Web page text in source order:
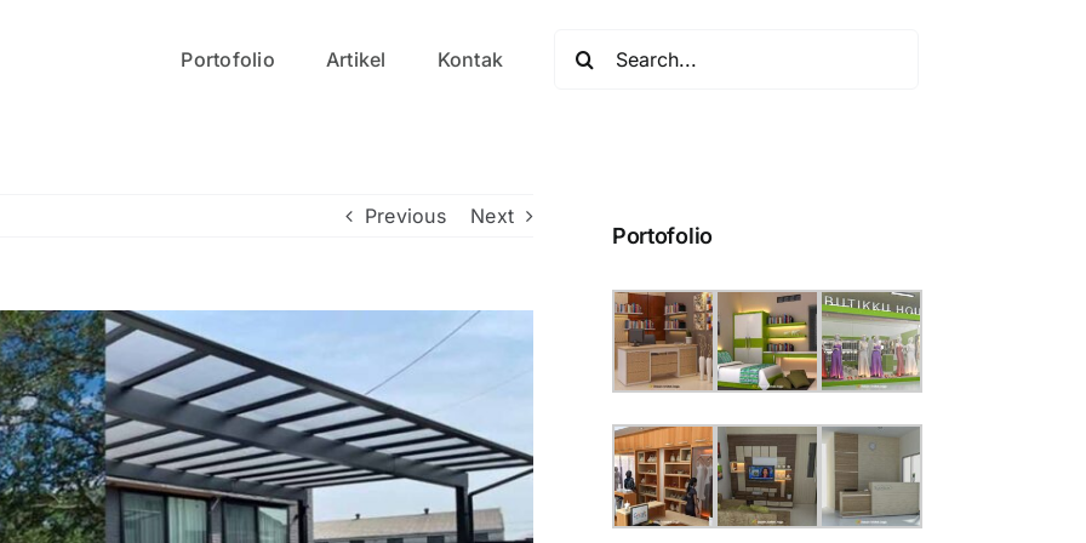
Portofolio Artikel Kontak
for:
Previous Next
Portofolio